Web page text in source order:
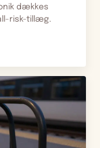
dækkes
risk-tillæg.